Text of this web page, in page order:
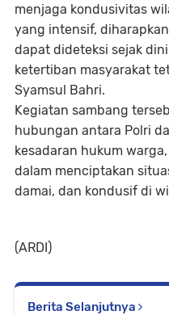
menjaga kondusivitas
yang intensif,
dapat dideteksi sejak
ketertiban masyarakat
Syamsul Bahri.
Kegiatan sambang
hubungan antara Polri
kesadaran hukum
dalam menciptakan
damai, dan kondusif di
(ARDI)
Berita Selanjutnya